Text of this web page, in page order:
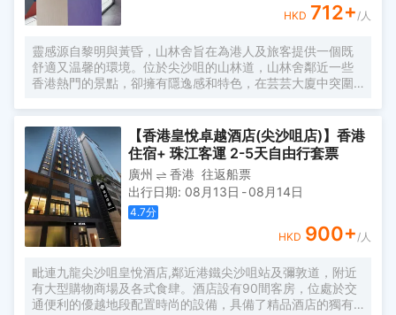
HKD 712+/人
靈感源自黎明與黃昏，山林舍旨在為港人及旅客提供一個既
舒適又温馨的環境。位於尖沙咀的山林道，山林舍鄰近一些
香港熱門的景點，卻擁有隱逸感和特色，在芸芸大廈中突圍
元素，使我們遠離了香港的喧囂，真正地放鬆自己。別緻的
內置傢俱和用色增加了旅客的度假氛圍，併為尋求安逸寧靜
的港人照亮了平淡的日常。 通過使用我們高效的自助入住和
退房辦理系統，客房清潔和前台服務，山林舍保證將客人的
舒適，衞生和私隱度放在第一位。
【香港皇悅卓越酒店(尖沙咀店)】香港
住宿+ 珠江客運 2-5天自由行套票
廣州 香港 往返船票
出行日期: 08月13日 -08月14日
4.7分
HKD 900+/人
毗連九龍尖沙咀皇悅酒店,鄰近港鐵尖沙咀站及彌敦道，附近
有大型購物商場及各式食肆。酒店設有90間客房，位處於交
通便利的優越地段配置時尚的設備，具備了精品酒店的獨有